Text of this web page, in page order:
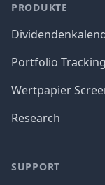
PRODUKTE
Portfolio Tracking
Wertpapier
Research
SUPPORT